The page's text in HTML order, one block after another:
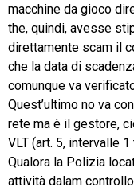
macchine da gioco
the, quindi, avesse
direttamente scam il
che la data di
comunque va
Quest’ultimo no va
rete ma è il gestore,
VLT (art. 5, intervalle
Qualora la Polizia
attività dalam